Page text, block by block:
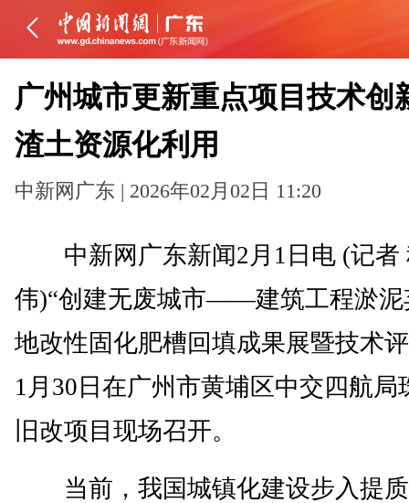
广州城市更新重点项目技术创
渣土资源化利用
中新网广东 | 2026年02月02日 11:20
中新网广东新闻2月1日电 (记者
伟)“创建无废城市——建筑工程淤泥
地改性固化肥槽回填成果展暨技术
1月30日在广州市黄埔区中交四航局
旧改项目现场召开。
当前，我国城镇化建设步入提